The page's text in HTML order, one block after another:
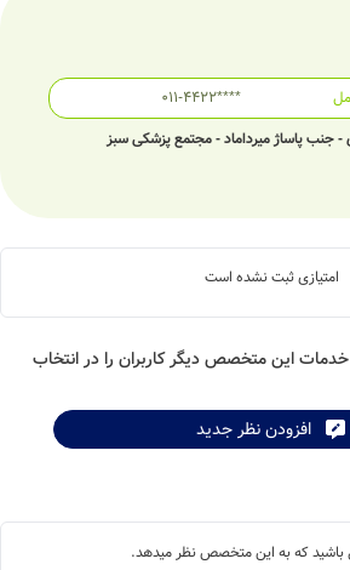
011-4422****
جنب پاساژ میرداماد - مجتمع پزشکی سبز
امتیازی ثبت نشده است
این متخصص دیگر کاربران را در انتخاب
افزودن نظر جدید
باشید که به این متخصص نظر میدهد.